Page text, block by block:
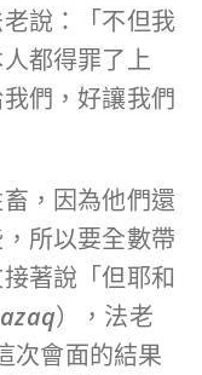
說：「不但我
都得罪了上
們，好讓我們
，因為他們還
所以要全數帶
著說「但耶和
），法老
次會面的結果